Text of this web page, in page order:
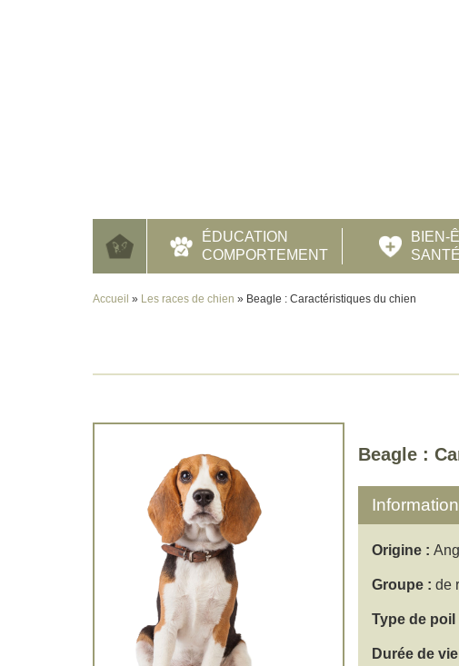
ÉDUCATION
COMPORTEMENT
BIEN-
SANTÉ
Accueil » Les races de chien » Beagle : Caractéristiques du chien
Beagle :
Origine :
Groupe :de
Type de
Durée de